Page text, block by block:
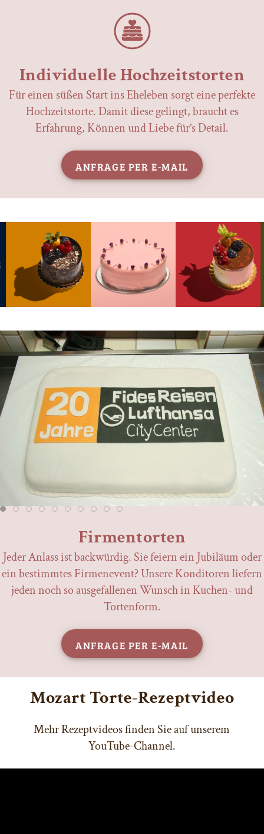
Individuelle Hochzeitstorten
Für einen süßen Start ins Eheleben sorgt eine perfekte
Hochzeitstorte. Damit diese gelingt, braucht es
Erfahrung, Können und Liebe für’s Detail.
Anfrage per E-Mail
Firmentorten
Jeder Anlass ist backwürdig. Sie feiern ein Jubiläum oder
ein bestimmtes Firmenevent? Unsere Konditoren liefern
jeden noch so ausgefallenen Wunsch in Kuchen- und
Tortenform.
Anfrage per E-Mail
Mozart Torte-Rezeptvideo
Mehr Rezeptvideos finden Sie auf unserem
YouTube-Channel.